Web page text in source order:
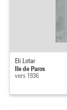
Eli Lotar
Ile de Paros
vers 1936